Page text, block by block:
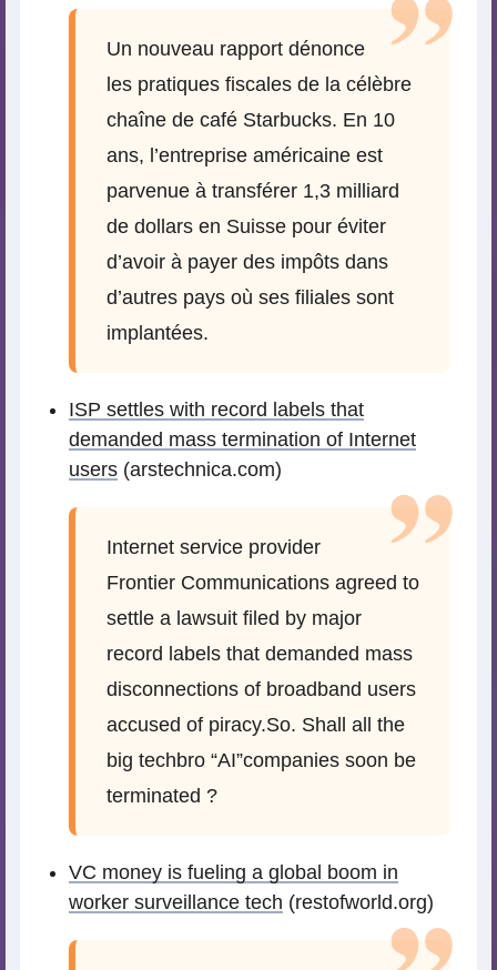
Un nouveau rapport dénonce
les pratiques fiscales de la célèbre
chaîne de café Starbucks. En 10
ans, l’entreprise américaine est
parvenue à transférer 1,3 milliard
de dollars en Suisse pour éviter
d’avoir à payer des impôts dans
d’autres pays où ses filiales sont
implantées.
ISP settles with record labels that
demanded mass termination of Internet
users (arstechnica.com)
Internet service provider
Frontier Communications agreed to
settle a lawsuit filed by major
record labels that demanded mass
disconnections of broadband users
accused of piracy.So. Shall all the
big techbro “AI”companies soon be
terminated ?
VC money is fueling a global boom in
worker surveillance tech (restofworld.org)